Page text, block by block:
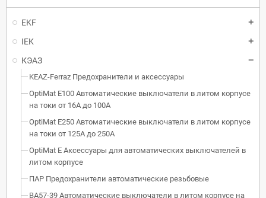
EKF
IEK
КЭАЗ
KEAZ-Ferraz Предохранители и аксессуары
OptiMat E100 Автоматические выключатели в литом корпусе
на токи от 16А до 100А
OptiMat E250 Автоматические выключатели в литом корпусе
на токи от 125А до 250А
OptiMat E Аксессуары для автоматических выключателей в
литом корпусе
ПАР Предохранители автоматические резьбовые
ВА57-39 Автоматические выключатели в литом корпусе на